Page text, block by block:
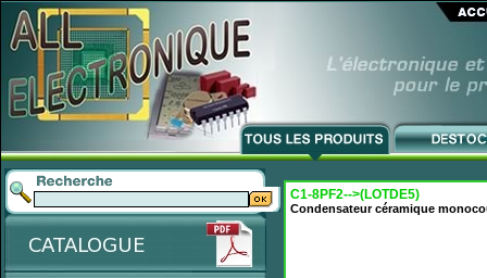
C1-8PF2-->(LOTDE5)
Condensateur céramique